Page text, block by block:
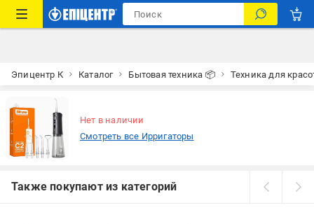
Эпицентр К Каталог Бытовая техника 📦 Техника для
Нет в наличии
Смотреть все Ирригаторы
Также покупают из категорий